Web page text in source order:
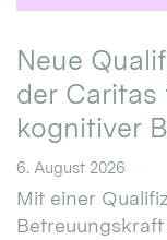
Neue
der
kognitiver
6. August 2026
Mit einer